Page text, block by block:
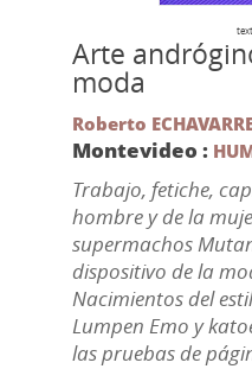
Arte
moda
Roberto
Montevideo :
Trabajo, fetiche,
hombre y de la
supermachos
dispositivo de la
Nacimientos del
Lumpen Emo y
las pruebas de